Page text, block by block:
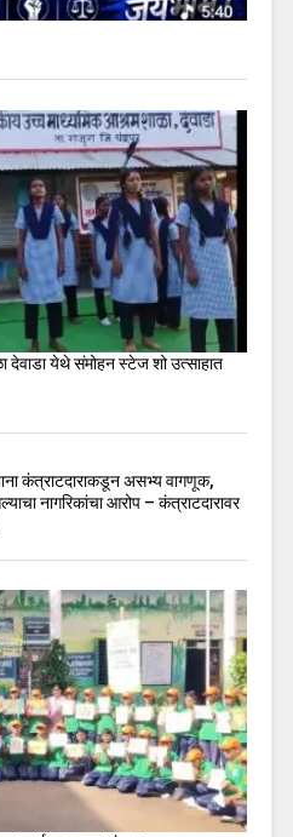
येथे संमोहन स्टेज शो उत्साहात
कंत्राटदाराकडून असभ्य वागणूक,
नागरिकांचा आरोप – कंत्राटदारावर